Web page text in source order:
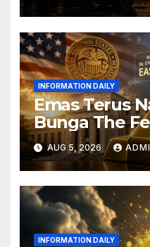
INFORMATION DAILY
Emas Terus
Bunga The
AUG 5, 2026
INFORMATION DAILY